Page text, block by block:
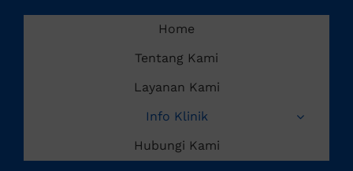
Home
Tentang Kami
Layanan Kami
Info Klinik
Hubungi Kami